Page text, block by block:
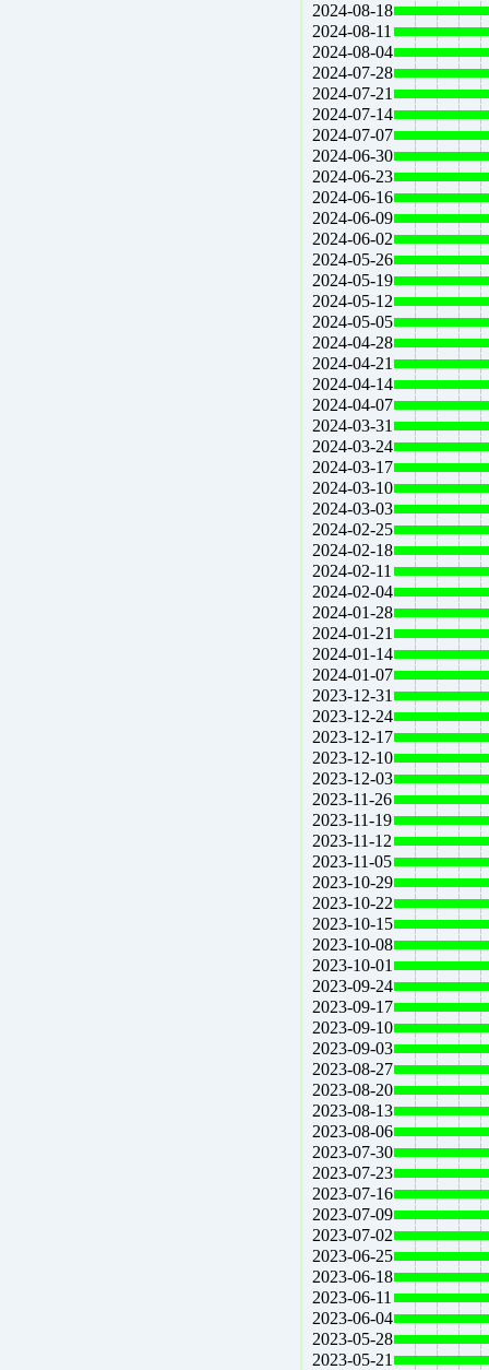
2024-08-18
2024-08-11
2024-08-04
2024-07-28
2024-07-21
2024-07-14
2024-07-07
2024-06-30
2024-06-23
2024-06-16
2024-06-09
2024-06-02
2024-05-26
2024-05-19
2024-05-12
2024-05-05
2024-04-28
2024-04-21
2024-04-14
2024-04-07
2024-03-31
2024-03-24
2024-03-17
2024-03-10
2024-03-03
2024-02-25
2024-02-18
2024-02-11
2024-02-04
2024-01-28
2024-01-21
2024-01-14
2024-01-07
2023-12-31
2023-12-24
2023-12-17
2023-12-10
2023-12-03
2023-11-26
2023-11-19
2023-11-12
2023-11-05
2023-10-29
2023-10-22
2023-10-15
2023-10-08
2023-10-01
2023-09-24
2023-09-17
2023-09-10
2023-09-03
2023-08-27
2023-08-20
2023-08-13
2023-08-06
2023-07-30
2023-07-23
2023-07-16
2023-07-09
2023-07-02
2023-06-25
2023-06-18
2023-06-11
2023-06-04
2023-05-28
2023-05-21